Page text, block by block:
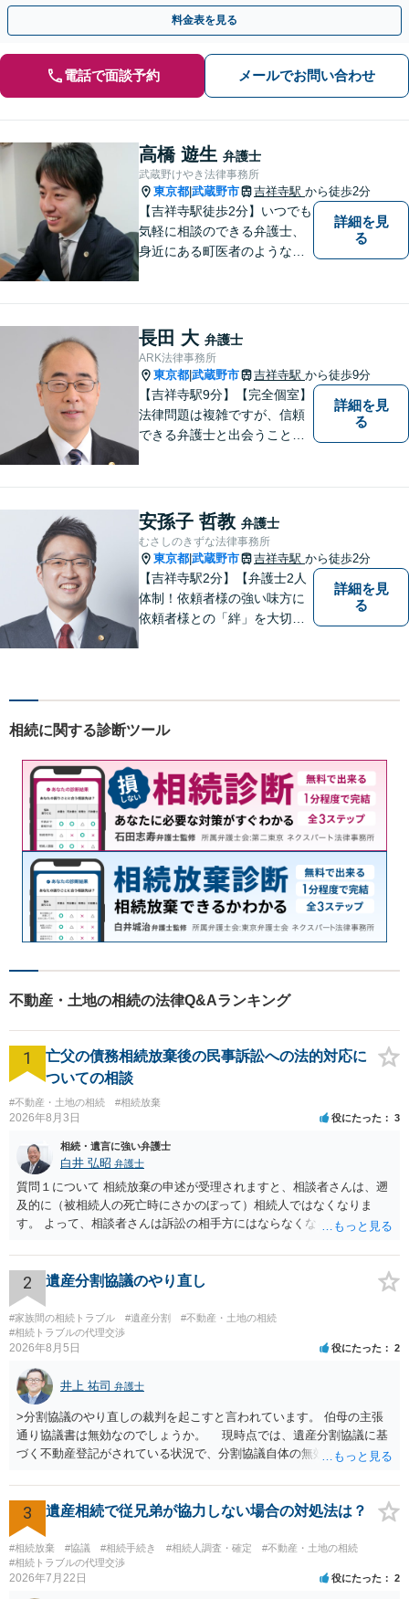
野市／三鷹市／小金井市／杉並区／練馬区など」
料金表を見る
電話で面談予約 メールでお問い合わせ
高橋 遊生 弁護士
武蔵野けやき法律事務所
東京都 武蔵野市 吉祥寺駅 から徒歩2分
【吉祥寺駅徒歩2分】いつでも
気軽に相談のできる弁護士、
身近にある町医者のような弁
みます。お気軽にご相談くだ
さい。
詳細を見
る
長田 大 弁護士
ARK法律事務所
東京都 武蔵野市 吉祥寺駅 から徒歩9分
【吉祥寺駅9分】【完全個室】
法律問題は複雑ですが、信頼
できる弁護士と出会うことで
さい。一緒に最善の解決策を
見つけましょう。【迅速な対
応】
詳細を見
る
安孫子 哲教 弁護士
むさしのきずな法律事務所
東京都 武蔵野市 吉祥寺駅 から徒歩2分
【吉祥寺駅2分】【弁護士2人
体制！依頼者様の強い味方に
依頼者様との「絆」を大切
回収、企業法務、刑事事件、
詳細を見
る
相続に関する診断ツール
不動産・土地の相続の法律Q&Aランキング
1
亡父の債務相続放棄後の民事訴訟への法的対応に
ついての相談
#不動産・土地の相続 #相続放棄
2026年8月3日 役にたった 3
相続・遺言に強い弁護士
白井 弘昭 弁護士
質問１について 相続放棄の申述が受理されますと、相談者さんは、遡
及的に（被相続人の死亡時にさかのぼって）相続人ではなくなりま
す。 よって、相談者さんは訴訟の相手方にはならなくなるので（明け
理証明を家庭裁判所で取得し、コピーを答弁書に添えて裁判所に提出
してください。 質問２について 請求棄却を求める答弁書を提出すれ
ば、第１回期日は出席する必要がありません。その日は差支え（用事
があり出席できない）との記載で十分です。 質問３について 弁護士で
はないので、ｍｉｎｔｓでの提出の必要は無いと思います。郵送（期
限までに届けばよい）で十分です。 詳細は、書面記載の裁判所書記官
にお問い合わせください。 以上、ご参考まで。
2 遺産分割協議のやり直し
#家族間の相続トラブル #遺産分割
#不動産・土地の相続
#相続トラブルの代理交渉
2026年8月5日 役にたった 2
井上 祐司 弁護士
>分割協議のやり直しの裁判を起こすと言われています。 伯母の主張
通り協議書は無効なのでしょうか。 現時点では、遺産分割協議に基
づく不動産登記がされている状況で、分割協議自体の無効を裁判所が
方の訴訟の主張及び立証次第ですが、 ・御祖母様の認知能力に関する
医師の意見書、筆跡鑑定 が提出されればその効力が否定される可能性
はありますが、 ・伯母様自身が分割協議に加わっていること ・御祖母
様の意に反する遺産分割協議を行う実益が誰にあったかの立証が困難
であること からすると、実際に遺産分割協議の効力が否定される可能
性はそれほど高くない（立証のハードルは非常に高い）ということが
3 遺産相続で従兄弟が協力しない場合の対処法は？
#相続放棄 #協議 #相続手続き #相続人調査・確定
#不動産・土地の相続
#相続トラブルの代理交渉
2026年7月22日 役にたった 2